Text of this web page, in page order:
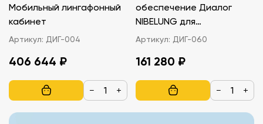
Мобильный лингафонный
кабинет
Артикул: ДИГ-004
406 644 ₽
− +
обеспечение Диалог
NIBELUNG для
преподавания
Артикул: ДИГ-060
161 280 ₽
− +